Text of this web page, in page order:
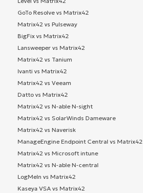
GoTo Resolve vs Matrix42
Matrix42 vs Pulseway
BigFix vs Matrix42
Lansweeper vs Matrix42
Matrix42 vs Tanium
Ivanti vs Matrix42
Matrix42 vs Veeam
Datto vs Matrix42
Matrix42 vs N-able N-sight
Matrix42 vs SolarWinds Dameware
Matrix42 vs Naverisk
ManageEngine Endpoint Central vs Matrix42
Matrix42 vs Microsoft intune
Matrix42 vs N-able N-central
LogMeIn vs Matrix42
Kaseya VSA vs Matrix42